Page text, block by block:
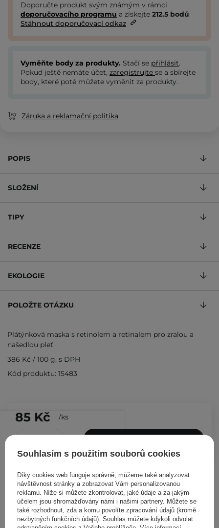
85 Kč /ks
Doporučte produkt svým známým v rámci
doporučovacího programu a získejte 212.5 bodů
Stáhnout doporučovací odkaz
Vyměňte body za produkty. Stačí se přihlásit.
Pokud ještě nemáte účet, zaregistrujte se a sbírejte
body, které poté můžete vyměnit za produkty.
Záruka a reklamační politika
POPIS
SLOŽENÍ
TIPY
RECENZE
EKOLOGIE
POLOŽTE OTÁZKU
Plátýnková maska s retinolem a retinalem pro zralou a
našedlou pleť
386 Kč / 100 g, s DPH
Kód produktu: 15483
Ostatní zákazníci si prohlédli
Souhlasím s použitím souborů cookies
Díky cookies web funguje správně; můžeme také analyzovat
návštěvnost stránky a zobrazovat Vám personalizovanou
reklamu. Níže si můžete zkontrolovat, jaké údaje a za jakým
účelem jsou shromažďovány námi i našimi partnery. Můžete se
také rozhodnout, zda a komu povolíte zpracování údajů (kromě
nezbytných funkčních údajů). Souhlas můžete kdykoli odvolat